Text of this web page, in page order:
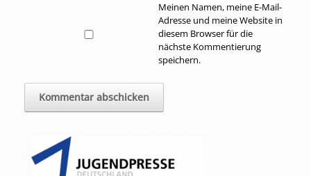
Meinen Namen, meine E-Mail-
Adresse und meine Website in
diesem Browser für die
nächste Kommentierung
speichern.